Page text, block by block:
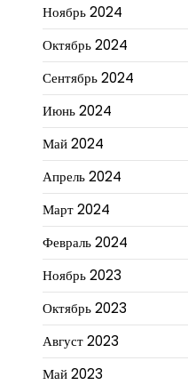
Ноябрь 2024
Октябрь 2024
Сентябрь 2024
Июнь 2024
Май 2024
Апрель 2024
Март 2024
Февраль 2024
Ноябрь 2023
Октябрь 2023
Август 2023
Май 2023